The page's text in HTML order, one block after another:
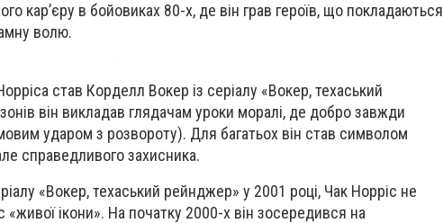
кар’єру в бойовиках 80-х, де він грав героїв, що покладаються
волю.
став Корделл Вокер із серіалу «Вокер, техаський
він викладав глядачам уроки моралі, де добро завжди
ударом з розвороту). Для багатьох він став символом
справедливого захисника.
«Вокер, техаський рейнджер» у 2001 році, Чак Норріс не
«живої ікони». На початку 2000-х він зосередився на